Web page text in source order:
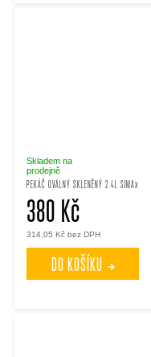
PEKÁČ OVÁLNÝ SKLENĚNÝ 2.4L SIMAx
Skladem na
prodejně
314,05 Kč bez DPH
380 Kč
DO KOŠÍKU